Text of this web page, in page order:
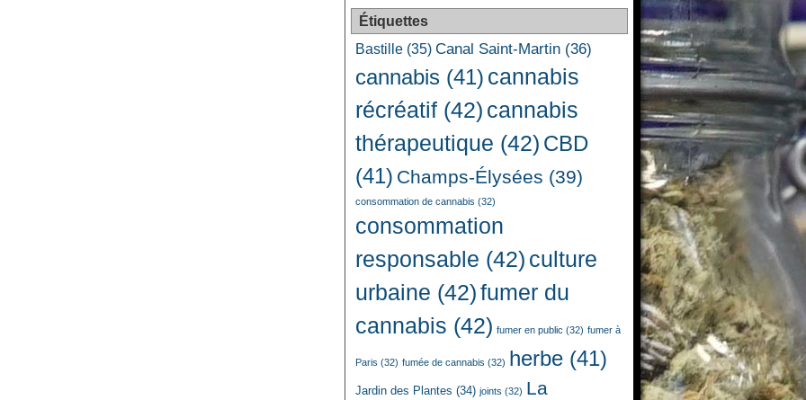
Étiquettes
Bastille (35) Canal Saint-Martin (36)
cannabis (41) cannabis
récréatif (42) cannabis
thérapeutique (42) CBD
(41) Champs-Élysées (39)
consommation de cannabis (32)
consommation
responsable (42) culture
urbaine (42)fumer du
cannabis (42) fumer en public (32) fumer à
Paris (32) fumée de cannabis (32) herbe (41)
Jardin des Plantes (34) joints (32) La